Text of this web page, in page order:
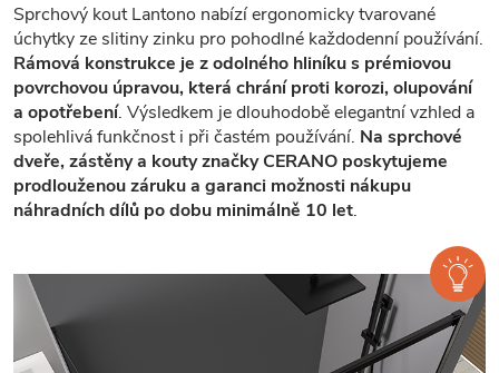
Sprchový kout Lantono nabízí ergonomicky tvarované
úchytky ze slitiny zinku pro pohodlné každodenní používání.
Rámová konstrukce je z odolného hliníku s prémiovou
povrchovou úpravou, která chrání proti korozi, olupování
a opotřebení. Výsledkem je dlouhodobě elegantní vzhled a
spolehlivá funkčnost i při častém používání. Na sprchové
dveře, zástěny a kouty značky CERANO poskytujeme
prodlouženou záruku a garanci možnosti nákupu
náhradních dílů po dobu minimálně 10 let.